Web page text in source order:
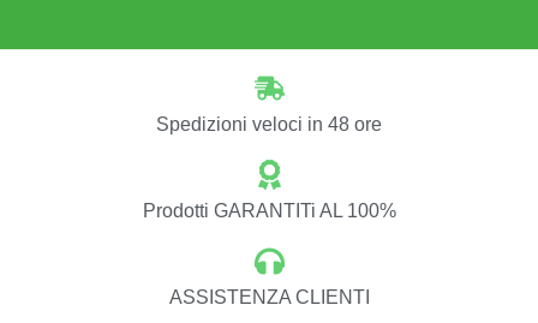
Spedizioni veloci in 48 ore
Prodotti GARANTITi AL 100%
ASSISTENZA CLIENTI